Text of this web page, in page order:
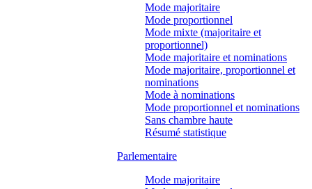
Mode majoritaire
Mode proportionnel
Mode mixte (majoritaire et
proportionnel)
Mode majoritaire et nominations
Mode majoritaire, proportionnel et
nominations
Mode à nominations
Mode proportionnel et nominations
Sans chambre haute
Résumé statistique
Parlementaire
Mode majoritaire